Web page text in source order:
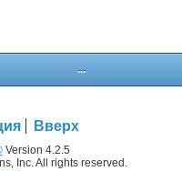
...
Вверх
Version 4.2.5
Inc. All rights reserved.